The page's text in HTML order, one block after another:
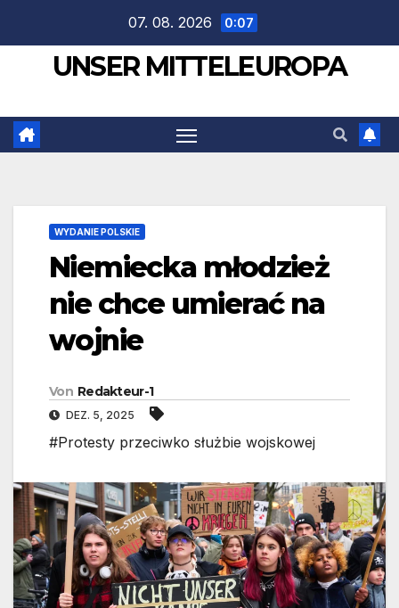
springen
07. 08. 2026 0:07
UNSER MITTELEUROPA
WYDANIE POLSKIE
Niemiecka młodzież
nie chce umierać na
wojnie
Von Redakteur-1
DEZ. 5, 2025
#Protesty przeciwko służbie wojskowej